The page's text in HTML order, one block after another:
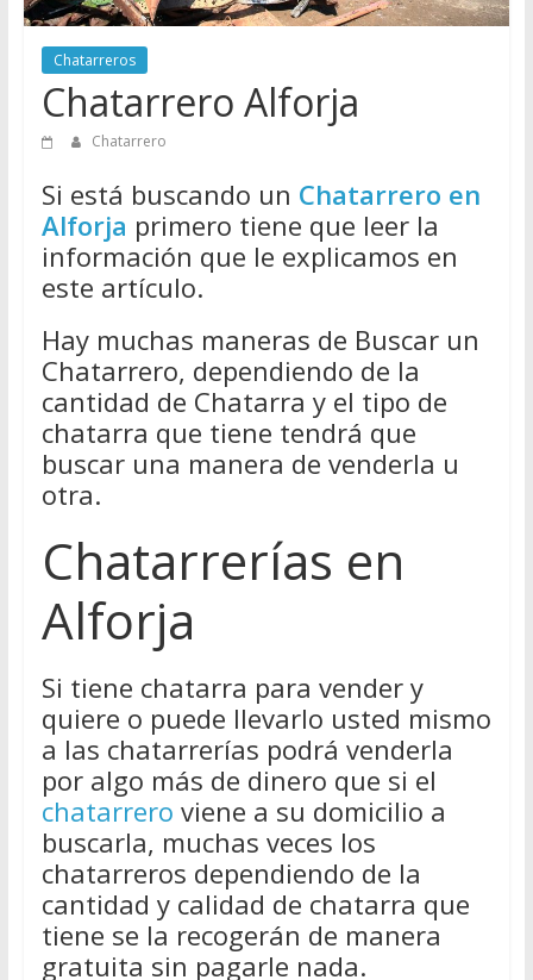
de
Chatarreros
para
vender
Chatarreros
Chatarrero Alforja
Chatarrero
Si está buscando un Chatarrero en
Alforja primero tiene que leer la
información que le explicamos en
este artículo.
Hay muchas maneras de Buscar un
Chatarrero, dependiendo de la
cantidad de Chatarra y el tipo de
chatarra que tiene tendrá que
buscar una manera de venderla u
otra.
Chatarrerías en
Alforja
Si tiene chatarra para vender y
quiere o puede llevarlo usted mismo
a las chatarrerías podrá venderla
por algo más de dinero que si el
chatarrero viene a su domicilio a
buscarla, muchas veces los
chatarreros dependiendo de la
cantidad y calidad de chatarra que
tiene se la recogerán de manera
gratuita sin pagarle nada.